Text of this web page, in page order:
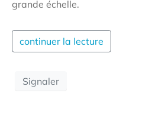
grande échelle.
continuer la lecture
Signaler